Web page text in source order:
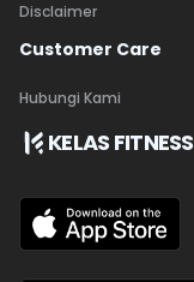
Disclaimer
Customer Care
Hubungi Kami
KELAS FITNESS